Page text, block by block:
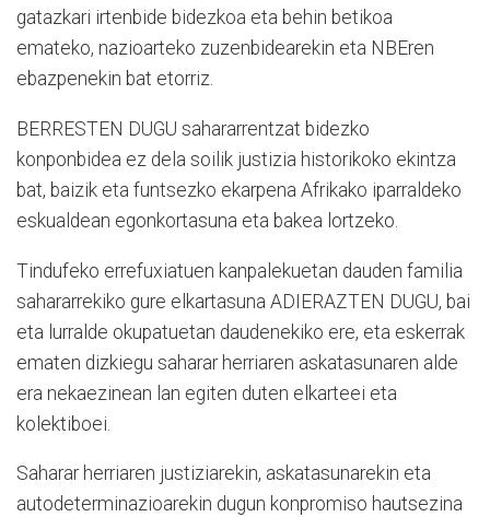
gatazkari irtenbide bidezkoa eta behin betikoa
emateko, nazioarteko zuzenbidearekin eta NBEren
ebazpenekin bat etorriz.
BERRESTEN DUGU sahararrentzat bidezko
konponbidea ez dela soilik justizia historikoko ekintza
bat, baizik eta funtsezko ekarpena Afrikako iparraldeko
eskualdean egonkortasuna eta bakea lortzeko.
Tindufeko errefuxiatuen kanpalekuetan dauden familia
sahararrekiko gure elkartasuna ADIERAZTEN DUGU, bai
eta lurralde okupatuetan daudenekiko ere, eta eskerrak
ematen dizkiegu saharar herriaren askatasunaren alde
era nekaezinean lan egiten duten elkarteei eta
kolektiboei.
Saharar herriaren justiziarekin, askatasunarekin eta
autodeterminazioarekin dugun konpromiso hautsezina